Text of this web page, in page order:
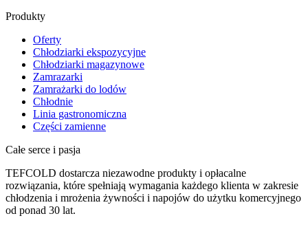
Produkty
Oferty
Chłodziarki ekspozycyjne
Chłodziarki magazynowe
Zamrazarki
Zamrażarki do lodów
Chłodnie
Linia gastronomiczna
Części zamienne
Całe serce i pasja
TEFCOLD dostarcza niezawodne produkty i opłacalne
rozwiązania, które spełniają wymagania każdego klienta w zakresie
chłodzenia i mrożenia żywności i napojów do użytku komercyjnego
od ponad 30 lat.